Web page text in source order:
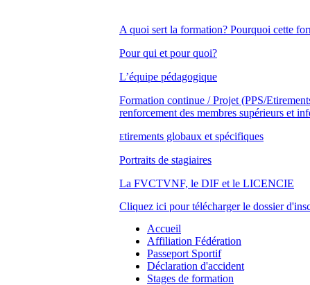
A quoi sert la formation? Pourquoi cette
Pour qui et pour quoi?
L’équipe pédagogique
Formation continue / Projet (PPS/
renforcement des membres supérieurs et
Etirements globaux et spécifiques
Portraits de stagiaires
La FVCTVNF, le DIF et le LICENCIE
Cliquez ici pour télécharger le dossier
Accueil
Affiliation Fédération
Passeport Sportif
Déclaration d'accident
Stages de formation